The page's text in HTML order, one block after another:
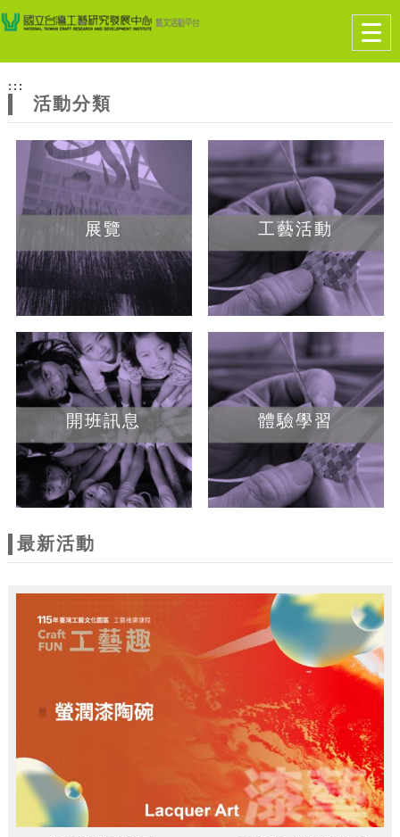
網
站
主
題
跳到主要內容
網站導覽
:::
活動分類
展覽 工藝活動
開班訊息 體驗學習
最新活動